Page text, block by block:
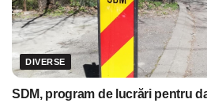
DIVERSE
SDM, program de lucrări pentru